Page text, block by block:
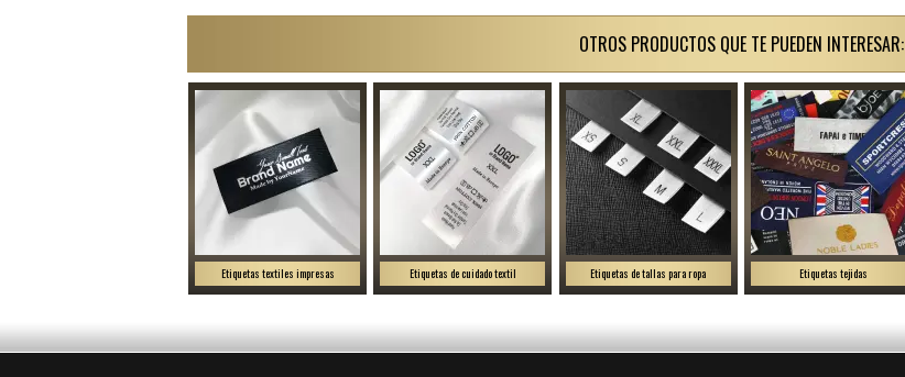
OTROS PRODUCTOS QUE TE PUEDEN INTERESAR:
Etiquetas textiles impresas Etiquetas de cuidado textil Etiquetas de tallas para ropa Etiquetas tejidas